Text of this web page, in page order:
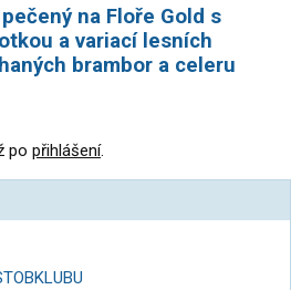
na Floře Gold s
a variací lesních
brambor a celeru
po přihlášení.